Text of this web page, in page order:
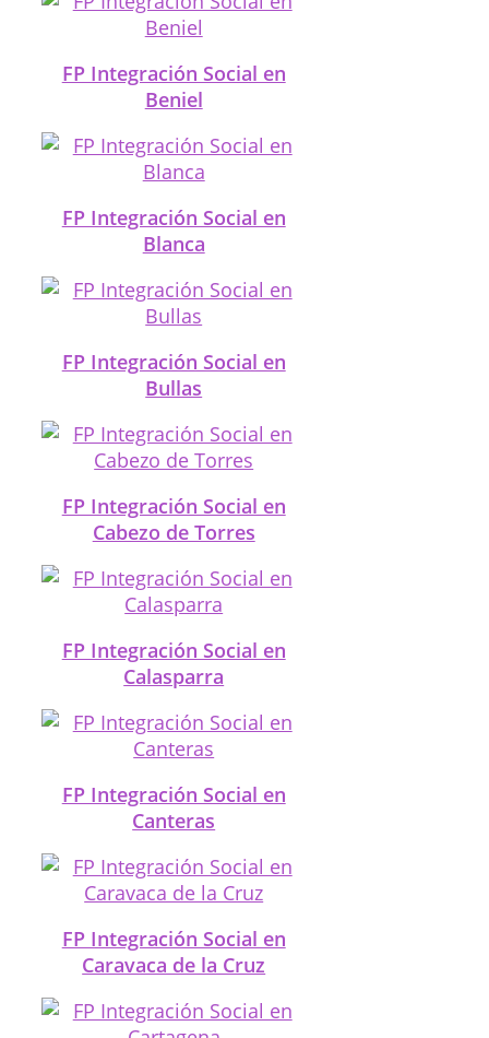
FP Integración Social en
Beniel
FP Integración Social en
Blanca
FP Integración Social en
Bullas
FP Integración Social en
Cabezo de Torres
FP Integración Social en
Calasparra
FP Integración Social en
Canteras
FP Integración Social en
Caravaca de la Cruz